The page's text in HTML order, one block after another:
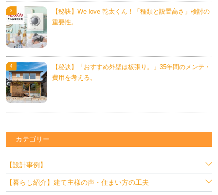
【秘訣】We love 乾太くん！「種類と設置高さ」検討の
重要性。
【秘訣】「おすすめ外壁は板張り。」35年間のメンテ・
費用を考える。
カテゴリー
【設計事例】
【暮らし紹介】建て主様の声・住まい方の工夫